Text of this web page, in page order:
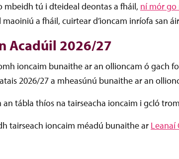
mbeidh tú i dteideal deontas a fháil, ní mór go
a fháil, cuirtear d’ioncam inríofa san
Acadúil 2026/27
ioncaim bunaithe ar an ollioncam ó gach
2026/27 a mheasúnú bunaithe ar an
an tábla thíos na tairseacha ioncaim i gcló
tairseach ioncaim méadú bunaithe ar Leanaí